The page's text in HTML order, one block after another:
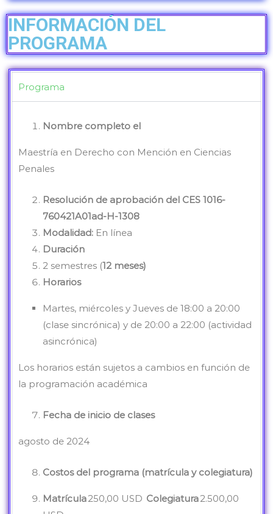
INFORMACIÓN DEL
PROGRAMA
Programa
Nombre completo el
Maestría en Derecho con Mención en Ciencias
Penales
Resolución de aprobación del CES 1016-
760421A01ad-H-1308
Modalidad: En línea
Duración
2 semestres (12 meses)
Horarios
Martes, miércoles y Jueves de 18:00 a 20:00
(clase sincrónica) y de 20:00 a 22:00 (actividad
asincrónica)
Los horarios están sujetos a cambios en función de
la programación académica
Fecha de inicio de clases
agosto de 2024
Costos del programa (matrícula y colegiatura)
Matrícula250,00 USD Colegiatura2.500,00